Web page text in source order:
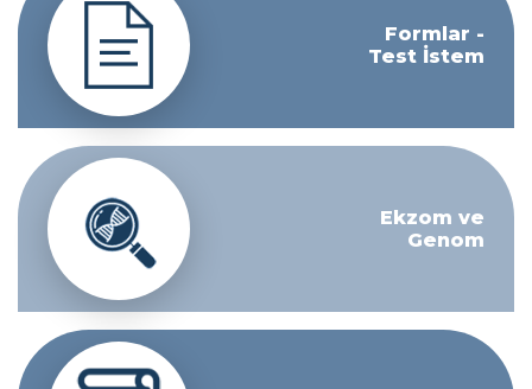
Formlar -
Test İstem
Ekzom ve
Genom